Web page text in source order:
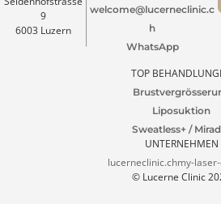
Tel. +41 41 511 80 80
welcome@lucerneclinic.c